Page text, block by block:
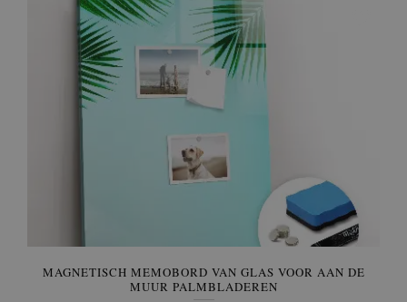
MAGNETISCH MEMOBORD VAN GLAS VOOR AAN DE
MUUR PALMBLADEREN